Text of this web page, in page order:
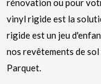
rénovation ou pour
vinyl rigide est la
rigide est un jeu
nos revêtements de
Parquet.